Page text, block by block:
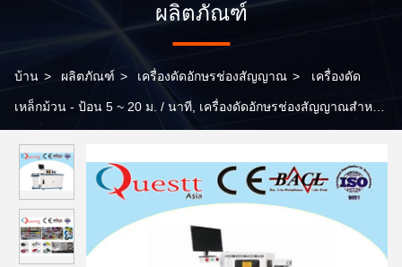
ผลิตภัณฑ์
บ้าน > ผลิตภัณฑ์ > เครื่องดัดอักษรช่องสัญญาณ > เครื่องดัด
เหล็กม้วน - ป้อน 5 ~ 20 ม. / นาที, เครื่องดัดอักษรช่องสัญญาณสำหรับ